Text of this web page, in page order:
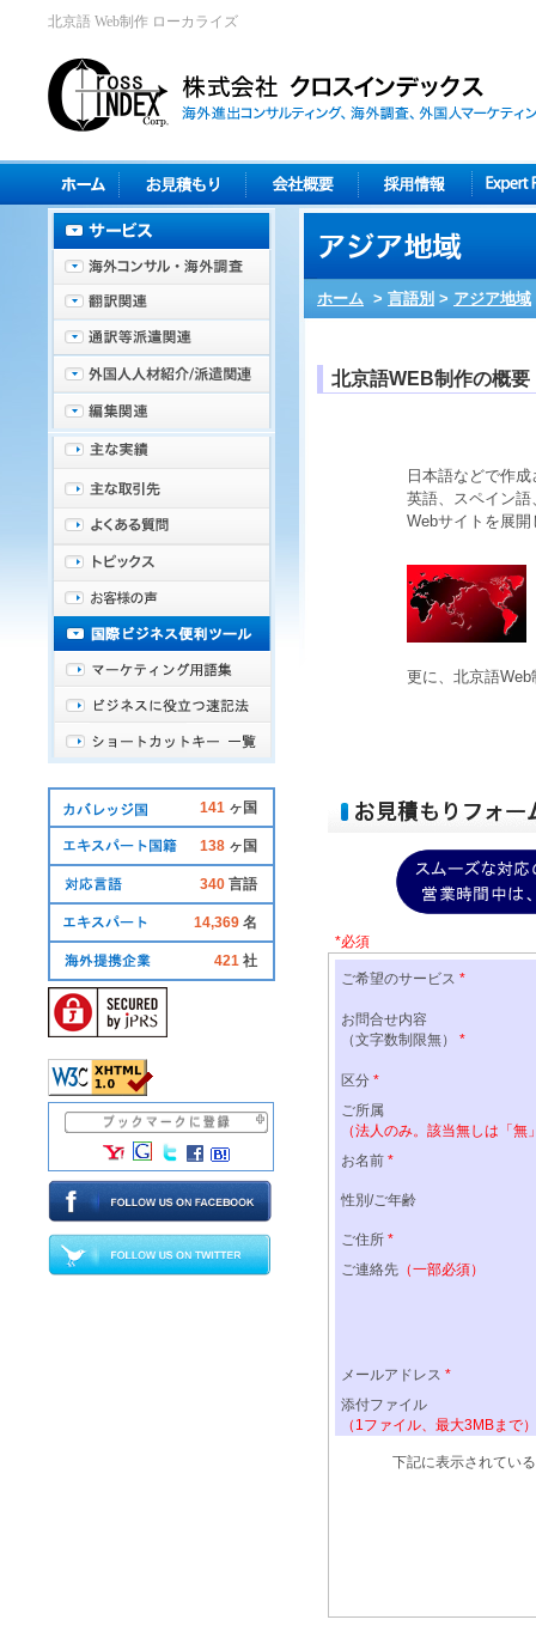
北京語 Web制作 ローカライズ
ホーム > 言語別 > アジア地域
北京語WEB制作の概要
日本語などで作
英語、スペイン
Webサイトを展開
更に、 北京語Web
141 ヶ国
138 ヶ国
340 言語
14,369 名
421 社